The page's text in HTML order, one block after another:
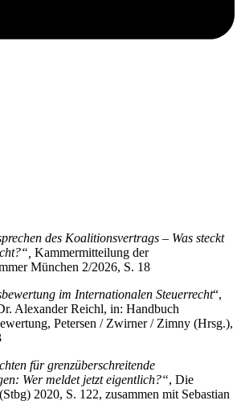
des Koalitionsvertrags – Was steckt
Kammermitteilung der
München 2/2026, S. 18
im Internationalen Steuerrecht“,
Alexander Reichl, in: Handbuch
Petersen / Zwirner / Zimny (Hrsg.),
für grenzüberschreitende
Wer meldet jetzt eigentlich?“, Die
2020, S. 122, zusammen mit Sebastian